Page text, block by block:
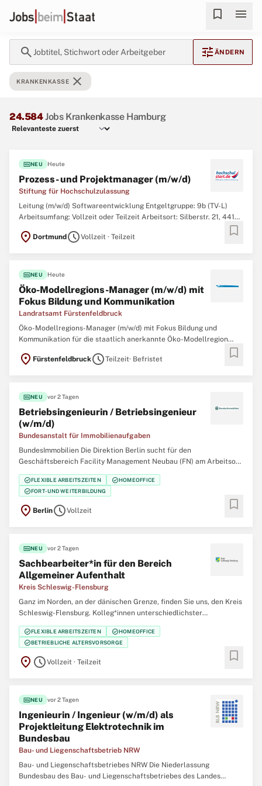
bookmark menu
search Jobtitel, Stichwort oder Arbeitgeber tune ÄNDERN
KRANKENKASSE close
24.584Jobs Krankenkasse Hamburg
fiber_newNEU Heute
Prozess- und Projektmanager (m/w/d)
Stiftung für Hochschulzulassung
Leitung (m/w/d) Softwareentwicklung Entgeltgruppe: 9b (TV-L)
Arbeitsumfang: Vollzeit oder Teilzeit Arbeitsort: Silberstr. 21, 44137
finden es spannend, die digitale Transformation der
location_on Dortmund scheduleVollzeit · Teilzeit bookmark
fiber_newNEU Heute
Öko-Modellregions-Manager (m/w/d) mit
Fokus Bildung und Kommunikation
Landratsamt Fürstenfeldbruck
Öko-Modellregions-Manager (m/w/d) mit Fokus Bildung und
Kommunikation für die staatlich anerkannte Öko-Modellregion
Landkreis Fürstenfeldbruck und Stadt München West in Teilzeit 15
Stunden zum nächstmöglichen Zeitpunkt. Die Stelle ist zunächst
location_on FürstenfeldbruckscheduleTeilzeit· Befristet bookmark
fiber_newNEU vor 2 Tagen
Betriebsingenieurin / Betriebsingenieur
(w/m/d)
Bundesanstalt für Immobilienaufgaben
BundesImmobilien Die Direktion Berlin sucht für den
Geschäftsbereich Facility Management Neubau (FN) am Arbeitsort
Berlin für die Betreuung von Dienstliegenschaften Oberster
Bundesbehörden ab sofort bzw. zum nächstmöglichen Zeitpunkt
eine/einen: Betriebsingenieurin / Betriebsingenieur
check_circleFLEXIBLE ARBEITSZEITEN check_circleHOMEOFFICE
check_circleFORT- UND WEITERBILDUNG
location_on BerlinscheduleVollzeit bookmark
fiber_newNEU vor 2 Tagen
Sachbearbeiter*in für den Bereich
Allgemeiner Aufenthalt
Kreis Schleswig-Flensburg
Ganz im Norden, an der dänischen Grenze, finden Sie uns, den Kreis
Schleswig-Flensburg. Kolleg*innen unterschiedlichster
Professionen arbeiten gemeinsam für die Menschen in unserem
Kreis. Werden Sie Teil unseres Teams und gestalten Sie Ihre
berufliche Zukunft mit uns zusammen. Verbinden
check_circleFLEXIBLE ARBEITSZEITEN check_circleHOMEOFFICE
check_circleBETRIEBLICHE ALTERSVORSORGE
location_on scheduleVollzeit · Teilzeit bookmark
fiber_newNEU vor 2 Tagen
Ingenieurin / Ingenieur (w/m/d) als
Projekt­leitung Elektrotechnik im
Bundesbau
Bau- und Liegenschaftsbetrieb NRW
Bau- und Liegenschaftsbetriebes NRW Die Niederlassung
Bundesbau des Bau- und Liegenschaftsbetriebes des Landes